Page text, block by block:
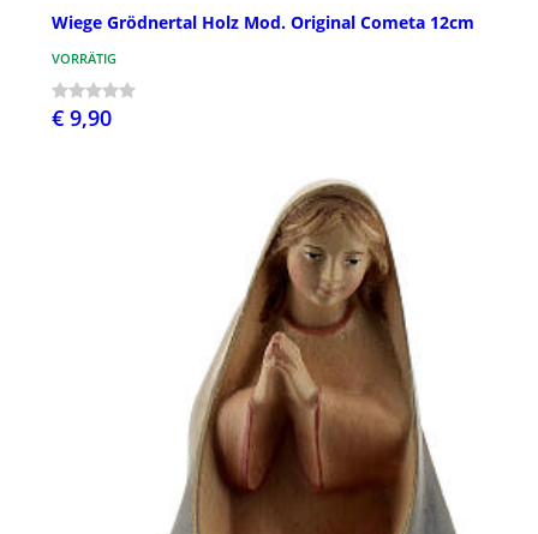
Wiege Grödnertal Holz Mod. Original Cometa 12cm
VORRÄTIG
€ 9,90